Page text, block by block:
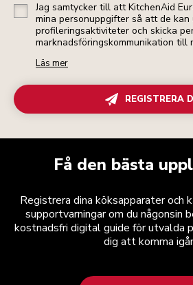
Jag samtycker till att KitchenAid
mina personuppgifter så att de kan
profileringsaktiviteter och skicka
marknadsföringskommunikation till
Läs mer
REGISTRERA
Få den bästa
Registrera dina köksapparater och
supportvarningar om du någonsin
kostnadsfri digital guide för utvalda
dig att komma